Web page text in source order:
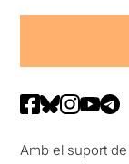
Amb el suport de